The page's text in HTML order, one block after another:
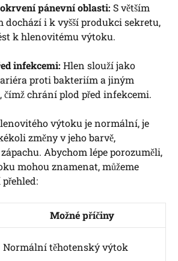
pánevní oblasti: S větším
dochází i k vyšší produkci sekretu,
k hlenovitému výtoku.
infekcemi: Hlen slouží jako
proti bakteriím a jiným
čímž chrání plod před infekcemi.
výtoku je normální, je
změny v jeho barvě,
Abychom lépe porozuměli,
mohou znamenat, můžeme
Možné příčiny
Normální těhotenský výtok